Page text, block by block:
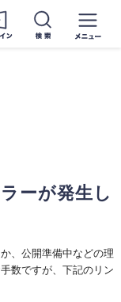
ーが発生し
、公開準備中などの理
数ですが、下記のリン